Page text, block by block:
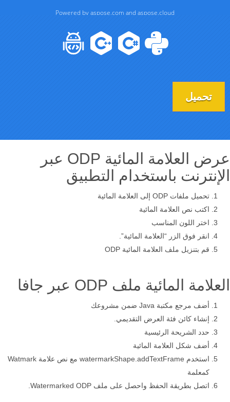
تحميل
عرض العلامة المائية ODP عبر
الإنترنت باستخدام التطبيق
تحميل ملفات ODP إلى العلامة المائية
اكتب نص العلامة المائية
اختر اللون المناسب
انقر فوق الزر “العلامة المائية”.
قم بتنزيل ملف العلامة المائية ODP
العلامة المائية ملف ODP عبر جافا
أضف مرجع مكتبة Java ضمن مشروعك
إنشاء كائن فئة العرض التقديمي.
حدد الشريحة الرئيسية
أضف شكل العلامة المائية
استخدم watermarkShape.addTextFrame مع نص علامة Watmark
كمعلمة
اتصل بطريقة الحفظ واحصل على ملف Watermarked ODP.